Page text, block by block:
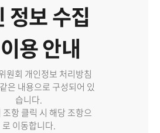
정보 수집
용 안내
원회 개인정보 처리방침
은 내용으로 구성되어 있
습니다.
항 클릭 시 해당 조항으
로 이동합니다.